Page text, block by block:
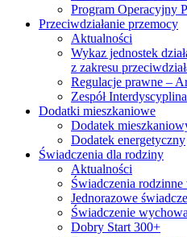
Program Operacyjny
Przeciwdziałanie przemocy
Aktualności
Wykaz jednostek
z zakresu
Regulacje prawne –
Zespół
Dodatki mieszkaniowe
Dodatek
Dodatek energetyczny
Świadczenia dla rodziny
Aktualności
Świadczenia
Jednorazowe
Świadczenie
Dobry Start 300+